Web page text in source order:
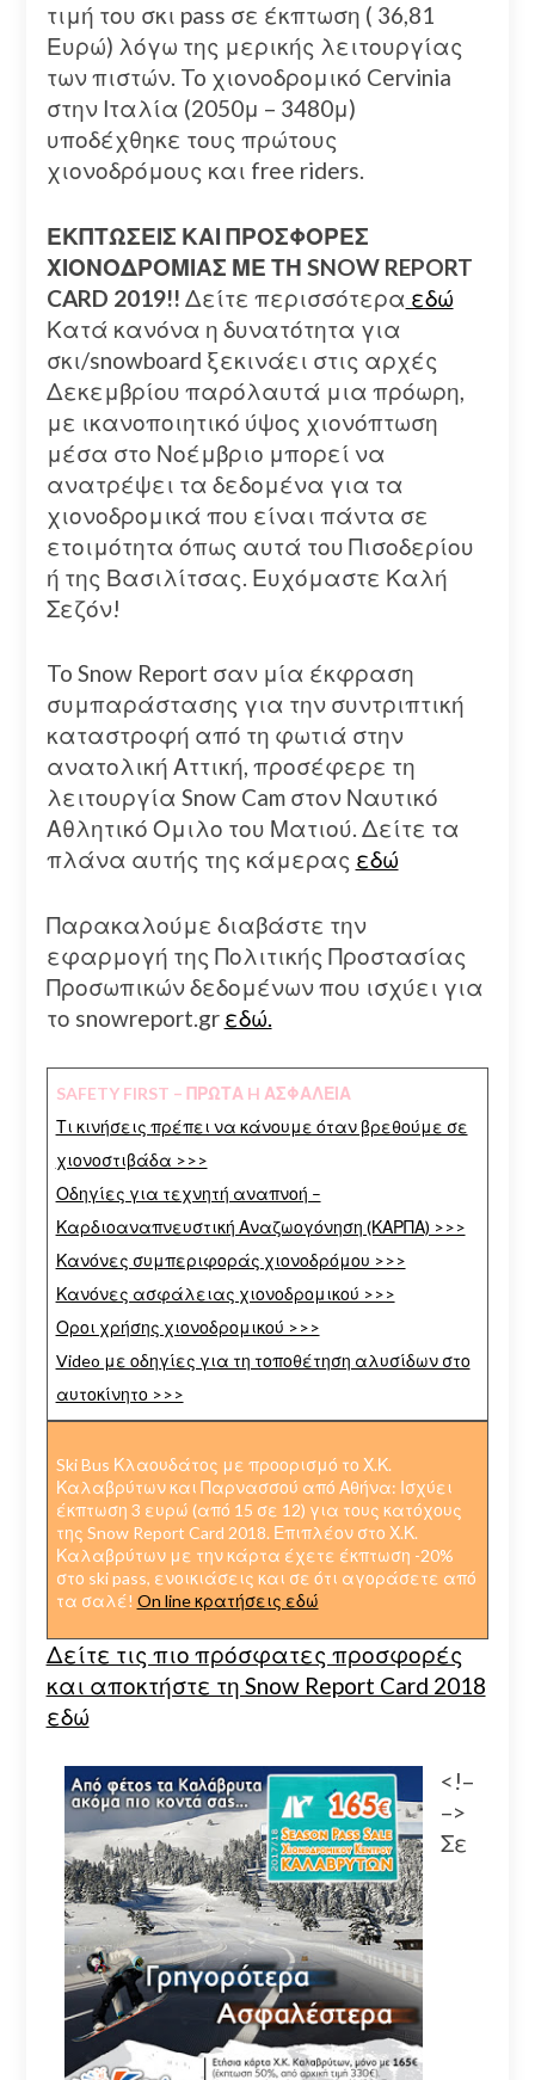
τιμή του σκι pass σε έκπτωση ( 36,81
Ευρώ) λόγω της μερικής λειτουργίας
των πιστών. To χιονοδρομικό Cervinia
στην Ιταλία (2050μ – 3480μ)
υποδέχθηκε τους πρώτους
χιονοδρόμους και free riders.
ΕΚΠΤΩΣΕΙΣ ΚΑΙ ΠΡΟΣΦΟΡΕΣ
ΧΙΟΝΟΔΡΟΜΙΑΣ ΜΕ ΤΗ SNOW REPORT
CARD 2019!! Δείτε περισσότερα εδώ
Κατά κανόνα η δυνατότητα για
σκι/snowboard ξεκινάει στις αρχές
Δεκεμβρίου παρόλαυτά μια πρόωρη,
με ικανοποιητικό ύψος χιονόπτωση
μέσα στο Νοέμβριο μπορεί να
ανατρέψει τα δεδομένα για τα
χιονοδρομικά που είναι πάντα σε
ετοιμότητα όπως αυτά του Πισοδερίου
ή της Βασιλίτσας. Ευχόμαστε Καλή
Σεζόν!
To Snow Report σαν μία έκφραση
συμπαράστασης για την συντριπτική
καταστροφή από τη φωτιά στην
ανατολική Αττική, προσέφερε τη
λειτουργία Snow Cam στον Ναυτικό
Αθλητικό Ομιλο του Ματιού. Δείτε τα
πλάνα αυτής της κάμερας εδώ
Παρακαλούμε διαβάστε την
εφαρμογή της Πολιτικής Προστασίας
Προσωπικών δεδομένων που ισχύει για
το snowreport.gr εδώ.
SAFETY FIRST – ΠΡΩΤΑ H ΑΣΦΑΛΕΙΑ
Τι κινήσεις πρέπει να κάνουμε όταν βρεθούμε σε
χιονοστιβάδα >>>
Οδηγίες για τεχνητή αναπνοή –
Καρδιοαναπνευστική Αναζωογόνηση (ΚΑΡΠΑ) >>>
Κανόνες συμπεριφοράς χιονοδρόμου >>>
Κανόνες ασφάλειας χιονοδρομικού >>>
Οροι χρήσης χιονοδρομικού >>>
Video με οδηγίες για τη τοποθέτηση αλυσίδων στο
αυτοκίνητο >>>
Ski Bus Κλαουδάτος με προορισμό το Χ.Κ.
Καλαβρύτων και Παρνασσού από Αθήνα: Ισχύει
έκπτωση 3 ευρώ (από 15 σε 12) για τους κατόχους
της Snow Report Card 2018. Επιπλέον στο Χ.Κ.
Καλαβρύτων με την κάρτα έχετε έκπτωση -20%
στο ski pass, ενοικιάσεις και σε ότι αγοράσετε από
τα σαλέ! On line κρατήσεις εδώ
Δείτε τις πιο πρόσφατες προσφορές
και αποκτήστε τη Snow Report Card 2018
εδώ
<!–
–>
Σε